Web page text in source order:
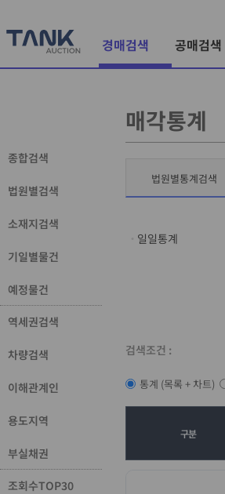
경매검색 공매검색
종합검색
법원별검색
소재지검색
기일별물건
예정물건
역세권검색
차량검색
이해관계인
용도지역
부실채권
조회수TOP30
매각통계
법원별통계검색
일일통계
검색조건 :
통계 (목록 + 차트)
구분